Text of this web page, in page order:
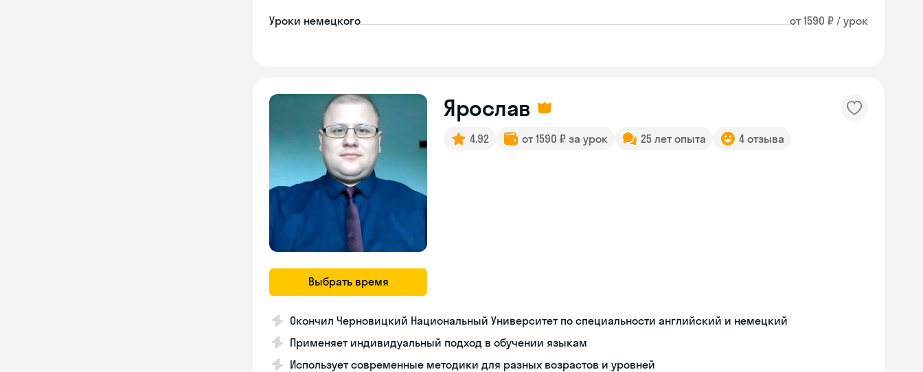
Уроки немецкого от 1590 ₽ / урок
Выбрать время
Ярослав
4.92 от 1590 ₽ за урок 25 лет опыта 4 отзыва
Окончил Черновицкий Национальный Университет по специальности английский и немецкий
Применяет индивидуальный подход в обучении языкам
Использует современные методики для разных возрастов и уровней